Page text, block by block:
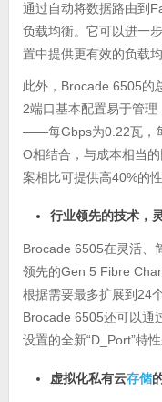
通过自动将数据路由到
负载均衡。它可以进一
置中提供更有效的负载均
此外， Brocade 6505的
2端口基本配置易于管理
——每Gbps为0.22瓦，
O相结合，与成本相当
案相比可提供高40%的性
行业领先的技术，
Brocade 6505在灵活、
领先的Gen 5 Fibre
根据需要最多扩展到 24
Brocade 6505还可以通
设置的全新“D_Port”特
虚拟化私有云存储